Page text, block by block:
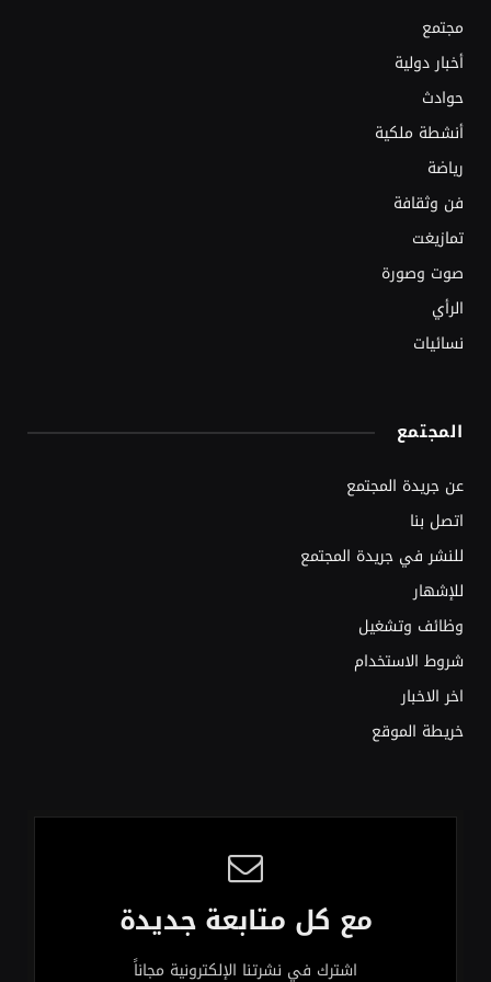
مجتمع
أخبار دولية
حوادث
أنشطة ملكية
رياضة
فن وثقافة
تمازيغت
صوت وصورة
الرأي
نسائيات
المجتمع
عن جريدة المجتمع
اتصل بنا
للنشر في جريدة المجتمع
للإشهار
وظائف وتشغيل
شروط الاستخدام
اخر الاخبار
خريطة الموقع
مع كل متابعة جديدة
اشترك في نشرتنا الإلكترونية مجاناً